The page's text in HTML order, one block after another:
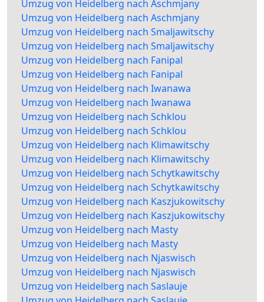
Umzug von Heidelberg nach Aschmjany
Umzug von Heidelberg nach Aschmjany
Umzug von Heidelberg nach Smaljawitschy
Umzug von Heidelberg nach Smaljawitschy
Umzug von Heidelberg nach Fanipal
Umzug von Heidelberg nach Fanipal
Umzug von Heidelberg nach Iwanawa
Umzug von Heidelberg nach Iwanawa
Umzug von Heidelberg nach Schklou
Umzug von Heidelberg nach Schklou
Umzug von Heidelberg nach Klimawitschy
Umzug von Heidelberg nach Klimawitschy
Umzug von Heidelberg nach Schytkawitschy
Umzug von Heidelberg nach Schytkawitschy
Umzug von Heidelberg nach Kaszjukowitschy
Umzug von Heidelberg nach Kaszjukowitschy
Umzug von Heidelberg nach Masty
Umzug von Heidelberg nach Masty
Umzug von Heidelberg nach Njaswisch
Umzug von Heidelberg nach Njaswisch
Umzug von Heidelberg nach Saslauje